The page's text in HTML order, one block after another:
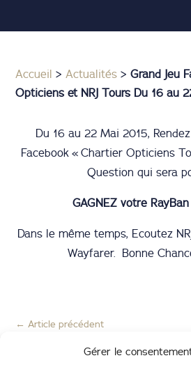
Gérer le
Accueil > Actualités >Grand Jeu
Opticiens et NRJ Tours Du 16 au
Du 16 au 22 Mai 2015,
Facebook « Chartier Opticiens
Question qui sera
GAGNEZ votre
Dans le même temps, Ecoutez
Wayfarer. Bonne
←Article précédent